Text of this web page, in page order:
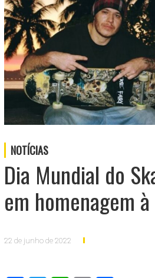
NOTÍCIAS
Dia Mundial do
em homenagem
22 de junho de 2022